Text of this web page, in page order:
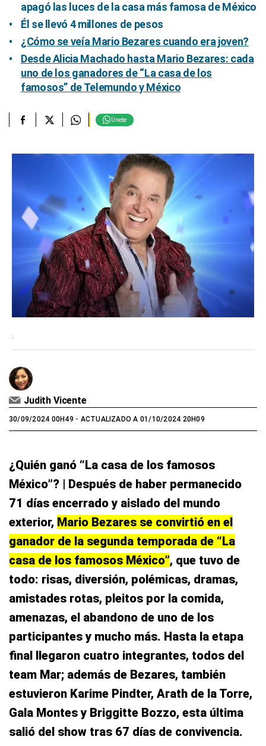
apagó las luces de la casa más famosa de México
Él se llevó 4 millones de pesos
¿Cómo se veía Mario Bezares cuando era joven?
Desde Alicia Machado hasta Mario Bezares: cada
uno de los ganadores de “La casa de los
famosos” de Telemundo y México
Únete
.
Judith Vicente
30/09/2024 00H49 - ACTUALIZADO A 01/10/2024 20H09
¿Quién ganó “La casa de los famosos
México”? | Después de haber permanecido
71 días encerrado y aislado del mundo
exterior, Mario Bezares se convirtió en el
ganador de la segunda temporada de “La
casa de los famosos México”, que tuvo de
todo: risas, diversión, polémicas, dramas,
amistades rotas, pleitos por la comida,
amenazas, el abandono de uno de los
participantes y mucho más. Hasta la etapa
final llegaron cuatro integrantes, todos del
team Mar; además de Bezares, también
estuvieron Karime Pindter, Arath de la Torre,
Gala Montes y Briggitte Bozzo, esta última
salió del show tras 67 días de convivencia.